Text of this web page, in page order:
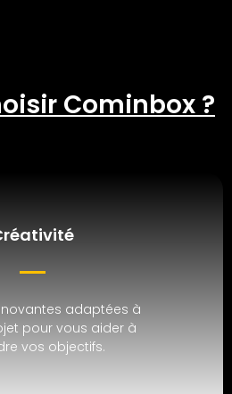
Cominbox ?
adaptées à
pour vous aider à
vos objectifs.